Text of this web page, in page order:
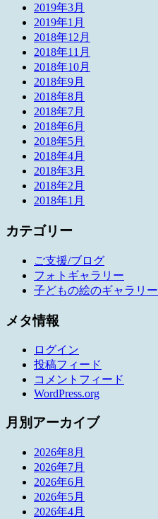
2019年3月
2019年1月
2018年12月
2018年11月
2018年10月
2018年9月
2018年8月
2018年7月
2018年6月
2018年5月
2018年4月
2018年3月
2018年2月
2018年1月
カテゴリー
ご支援/ブログ
フォトギャラリー
子どもの絵のギャラリー
メタ情報
ログイン
投稿フィード
コメントフィード
WordPress.org
月別アーカイブ
2026年8月
2026年7月
2026年6月
2026年5月
2026年4月